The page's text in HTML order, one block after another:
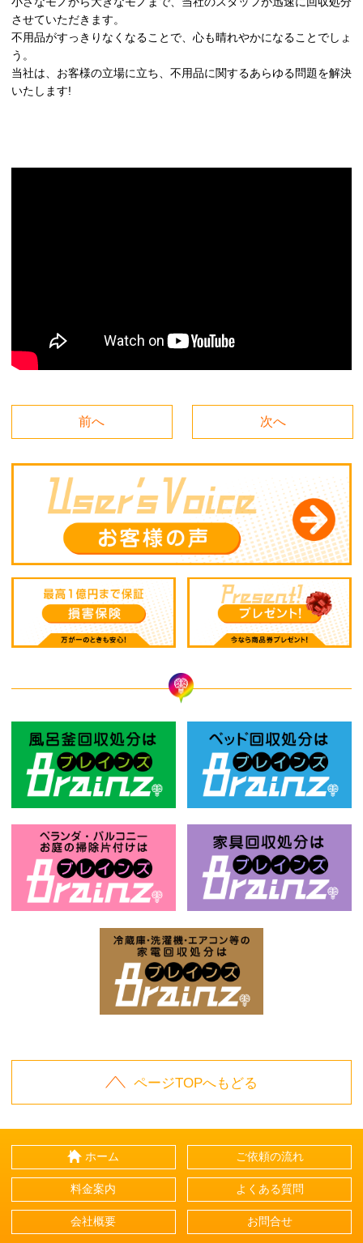
させていただきます。
不用品がすっきりなくなることで、心も晴れやかになることでしょ
う。
当社は、お客様の立場に立ち、不用品に関するあらゆる問題を解決
いたします!
前へ 次へ
ページTOPへもどる
ホーム ご依頼の流れ
料金案内 よくある質問
会社概要 お問合せ